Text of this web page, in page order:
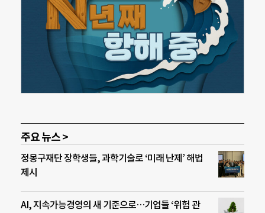
주요 뉴스 >
정몽구재단 장학생들, 과학기술로 ‘미래 난제’ 해법
제시
AI, 지속가능경영의 새 기준으로…기업들 ‘위험 관